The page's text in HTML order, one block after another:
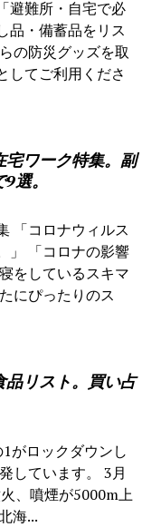
避難所・自宅で必
品・備蓄品をリス
の防災グッズを取
してご利用くださ
ワーク特集。副
選。
「コロナウィルス
」 「コロナの影響
をしているスキマ
にぴったりのス
リスト。買い占
がロックダウンし
しています。 3月
、噴煙が5000m上
海...